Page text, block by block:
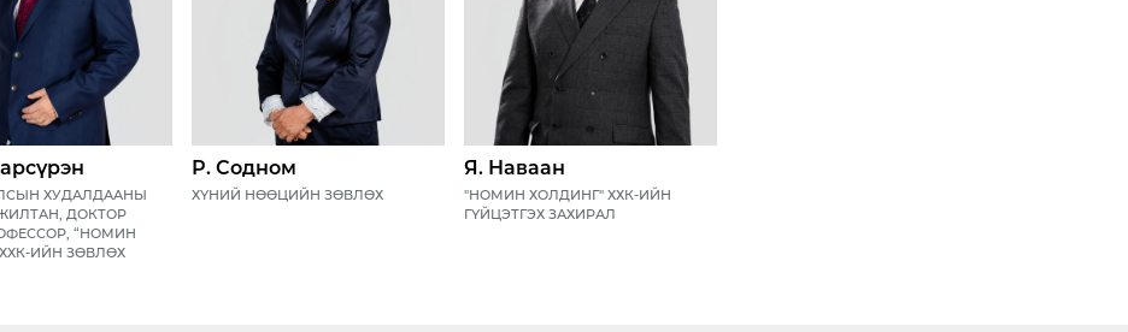
ХУДАЛДААНЫ
ДОКТОР
“НОМИН
ИЙН ЗӨВЛӨХ
Р. Содном
ХҮНИЙ НӨӨЦИЙН ЗӨВЛӨХ
Я. Наваан
"НОМИН ХОЛДИНГ" ХХК-ИЙН
ГҮЙЦЭТГЭХ ЗАХИРАЛ